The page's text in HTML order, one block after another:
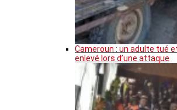
Cameroun : un adulte tué
enlevé lors d’une attaque